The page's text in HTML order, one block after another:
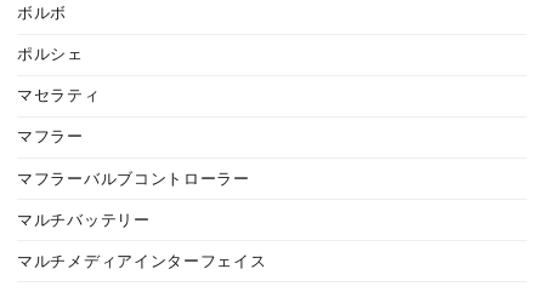
ボルボ
ポルシェ
マセラティ
マフラー
マフラーバルブコントローラー
マルチバッテリー
マルチメディアインターフェイス